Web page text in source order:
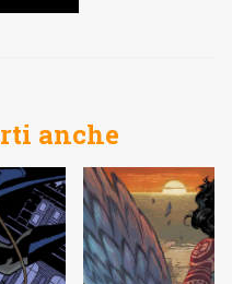
anche